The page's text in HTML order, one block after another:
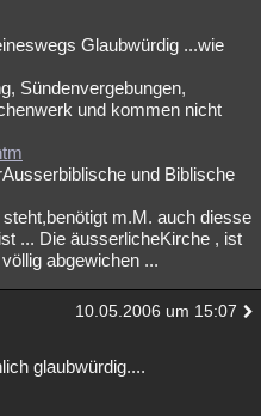
Glaubwürdig ...wie
Sündenvergebungen,
und kommen nicht
und Biblische
m.M. auch diesse
... Die äusserlicheKirche , ist
abgewichen ...
10.05.2006 um 15:07
glaubwürdig....